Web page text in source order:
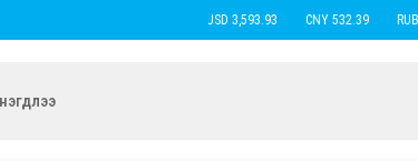
USD 3,593.93 CNY 532.39 RUB
найзтай нь ханилан, бүл нэмжээ